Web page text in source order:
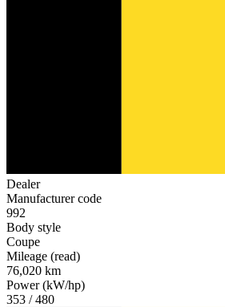
Dealer
Manufacturer code
992
Body style
Coupe
Mileage (read)
76,020 km
Power (kW/hp)
353 / 480